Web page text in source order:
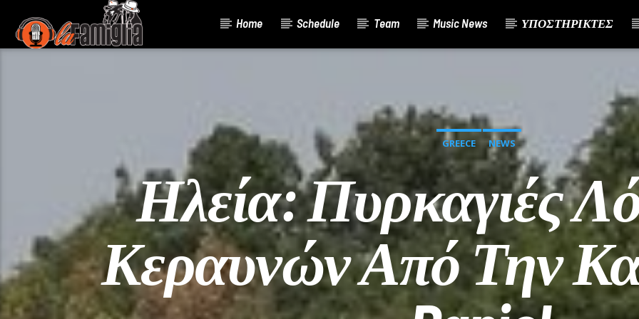
Home Schedule Team Music News ΥΠΟΣΤΗΡΙΚΤΕΣ
GREECE NEWS
Ηλεία: Πυρκαγιές
Κεραυνών Από Την